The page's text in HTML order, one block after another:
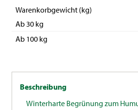
Warenkorbgewicht (kg)
Ab 30 kg
Ab 100 kg
Beschreibung
Winterharte Begrünung zum